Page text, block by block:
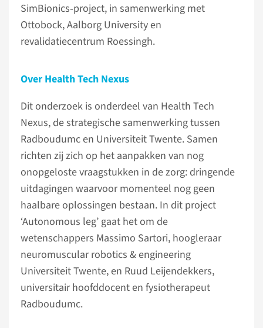
SimBionics‑project, in samenwerking met
Ottobock, Aalborg University en
revalidatiecentrum Roessingh.
Over Health Tech Nexus
Dit onderzoek is onderdeel van Health Tech
Nexus, de strategische samenwerking tussen
Radboudumc en Universiteit Twente. Samen
richten zij zich op het aanpakken van nog
onopgeloste vraagstukken in de zorg: dringende
uitdagingen waarvoor momenteel nog geen
haalbare oplossingen bestaan. In dit project
‘Autonomous leg’ gaat het om de
wetenschappers Massimo Sartori, hoogleraar
neuromuscular robotics & engineering
Universiteit Twente, en Ruud Leijendekkers,
universitair hoofddocent en fysiotherapeut
Radboudumc.